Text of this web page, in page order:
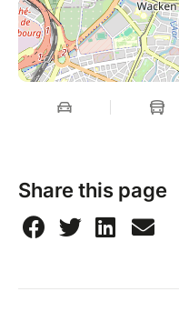
Share this page